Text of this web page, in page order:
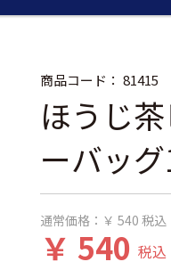
商品コード： 81415
ほうじ
ーバッ
通常価格： ￥ 540 税込
￥ 540 税込